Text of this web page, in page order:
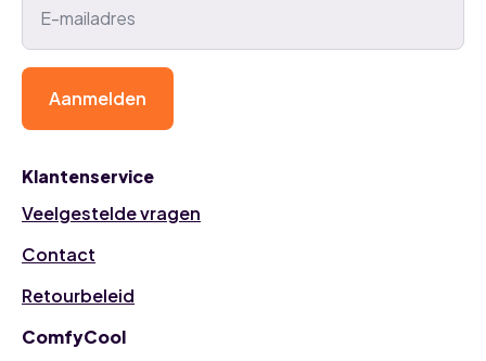
Klantenservice
Veelgestelde vragen
Contact
Retourbeleid
ComfyCool
Aanmelden